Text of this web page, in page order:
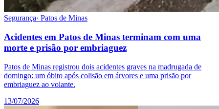
Segurança· Patos de Minas
Acidentes em Patos de Minas terminam com uma
morte e prisão por embriaguez
Patos de Minas registrou dois acidentes graves na madrugada de
domingo: um óbito após colisão em árvores e uma prisão por
embriaguez ao volante.
13/07/2026